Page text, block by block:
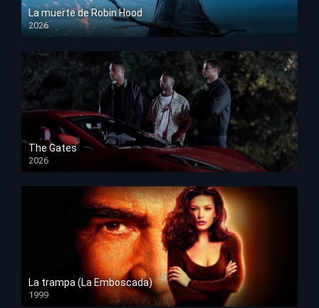
La muerte de Robin Hood
2026
HD 1080p
The Gates
2026
HD 1080p
La trampa (La Emboscada)
1999
HD 1080p